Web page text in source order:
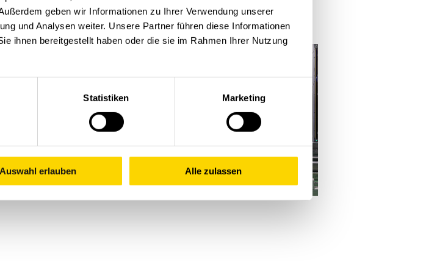
geben wir Informationen zu Ihrer Verwendung unserer
und Analysen weiter. Unsere Partner führen diese Informationen
ihnen bereitgestellt haben oder die sie im Rahmen Ihrer Nutzung
Statistiken Marketing
Auswahl erlauben Alle zulassen